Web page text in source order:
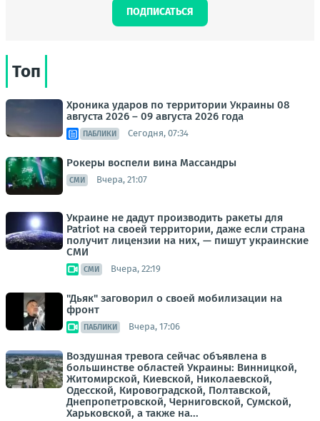
ПОДПИСАТЬСЯ
Топ
Хроника ударов по территории Украины 08
августа 2026 – 09 августа 2026 года
ПАБЛИКИ Сегодня, 07:34
Рокеры воспели вина Массандры
СМИ Вчера, 21:07
Украине не дадут производить ракеты для
Patriot на своей территории, даже если страна
получит лицензии на них, — пишут украинские
СМИ
СМИ Вчера, 22:19
"Дьяк" заговорил о своей мобилизации на
фронт
ПАБЛИКИ Вчера, 17:06
Воздушная тревога сейчас объявлена в
большинстве областей Украины: Винницкой,
Житомирской, Киевской, Николаевской,
Одесской, Кировоградской, Полтавской,
Днепропетровской, Черниговской, Сумской,
Харьковской, а также на...